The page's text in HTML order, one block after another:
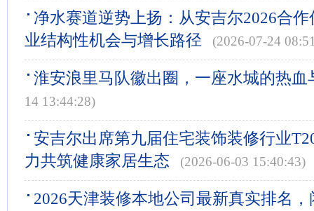
净水赛道逆势上扬：从安吉尔2026合
业结构性机会与增长路径
(2026-07-24
淮安浪里马队徽出圈，一座水城的热血
14 13:44:28)
安吉尔出席第九届住宅装饰装修行业
力共筑健康家居生态
(2026-06-03 15:40:43)
2026天津装修本地公司最新真实排名